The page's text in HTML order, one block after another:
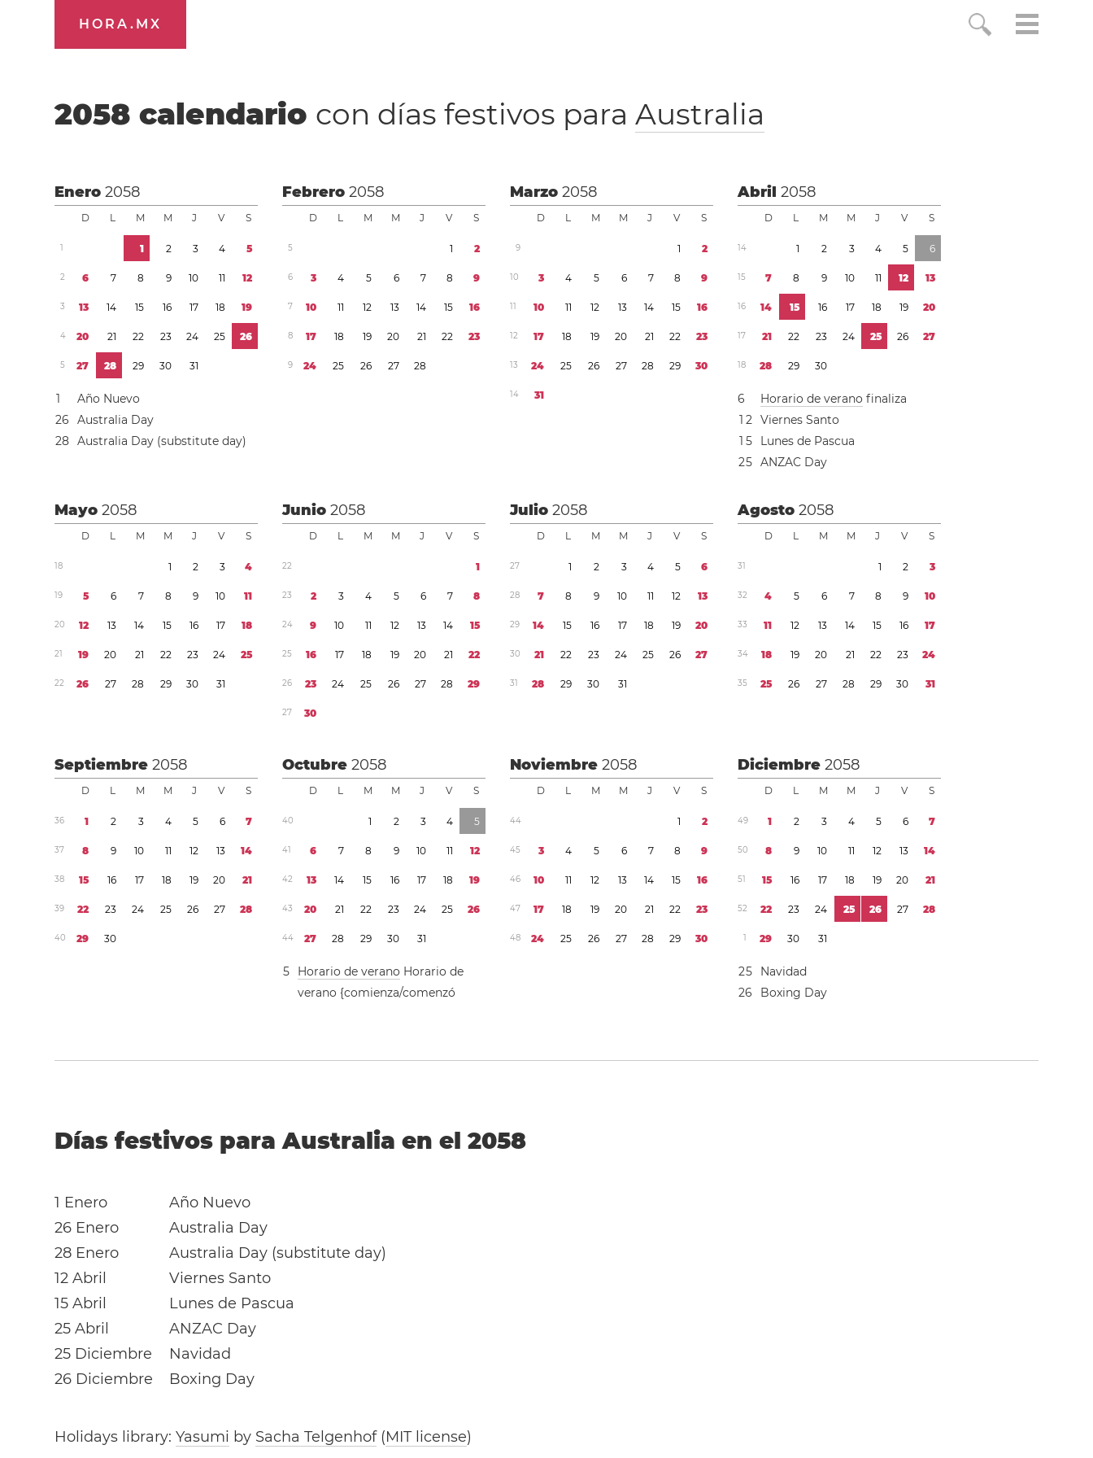
HORA.MX
2058 calendario con días festivos paraAustralia
Enero2058
D L M M J V S
1 1 2 3 4 5
2 6 7 8 9 10 11 12
3 13 14 15 16 17 18 19
4 20 21 22 23 24 25 26
5 27 28 29 30 31
1
Año Nuevo
26
Australia Day
28 Australia Day (substitute day)
Febrero2058
D L M M J V S
5 1 2
6 3 4 5 6 7 8 9
7 10 11 12 13 14 15 16
8 17 18 19 20 21 22 23
9 24 25 26 27 28
Marzo2058
D L M M J V S
9 1 2
10 3 4 5 6 7 8 9
11 10 11 12 13 14 15 16
12 17 18 19 20 21 22 23
13 24 25 26 27 28 29 30
14 31
Abril2058
D L M M J V S
14 1 2 3 4 5 6
15 7 8 9 10 11 12 13
16 14 15 16 17 18 19 20
17 21 22 23 24 25 26 27
18 28 29 30
6 Horario de verano finaliza
1 2 Viernes Santo
1 5
Lunes de Pascua
25 ANZAC Day
Mayo2058
D L M M J V S
18 1 2 3 4
19 5 6 7 8 9 10 11
20 12 13 14 15 16 17 18
21 19 20 21 22 23 24 25
22 26 27 28 29 30 31
Junio2058
D L M M J V S
22 1
23 2 3 4 5 6 7 8
24 9 10 11 12 13 14 15
25 16 17 18 19 20 21 22
26 23 24 25 26 27 28 29
27 30
Julio2058
D L M M J V S
27 1 2 3 4 5 6
28 7 8 9 10 11 12 13
29 14 15 16 17 18 19 20
30 21 22 23 24 25 26 27
31 28 29 30 31
Agosto2058
D L M M J V S
31 1 2 3
32 4 5 6 7 8 9 10
33 11 12 13 14 15 16 17
34 18 19 20 21 22 23 24
35 25 26 27 28 29 30 31
Septiembre2058
D L M M J V S
36 1 2 3 4 5 6 7
37 8 9 10 11 12 13 14
38 15 16 17 18 19 20 21
39 22 23 24 25 26 27 28
40 29 30
Octubre2058
D L M M J V S
40 1 2 3 4 5
41 6 7 8 9 10 11 12
42 13 14 15 16 17 18 19
43 20 21 22 23 24 25 26
44 27 28 29 30 31
5 Horario de verano Horario de
verano {comienza/comenzó
Noviembre2058
D L M M J V S
44 1 2
45 3 4 5 6 7 8 9
46 10 11 12 13 14 15 16
47 17 18 19 20 21 22 23
48 24 25 26 27 28 29 30
Diciembre2058
D L M M J V S
49 1 2 3 4 5 6 7
50 8 9 10 11 12 13 14
51 15 16 17 18 19 20 21
52 22 23 24 25 26 27 28
1 29 30 31
25
Navidad
26 Boxing Day
Días festivos para Australia en el 2058
1 Enero
Año Nuevo
26 Enero
Australia Day
28 Enero
Australia Day (substitute day)
12 Abril
Viernes Santo
15 Abril
Lunes de Pascua
25 Abril
ANZAC Day
25 Diciembre
Navidad
26 Diciembre
Boxing Day
Holidays library:Yasumi by Sacha Telgenhof(MIT license)